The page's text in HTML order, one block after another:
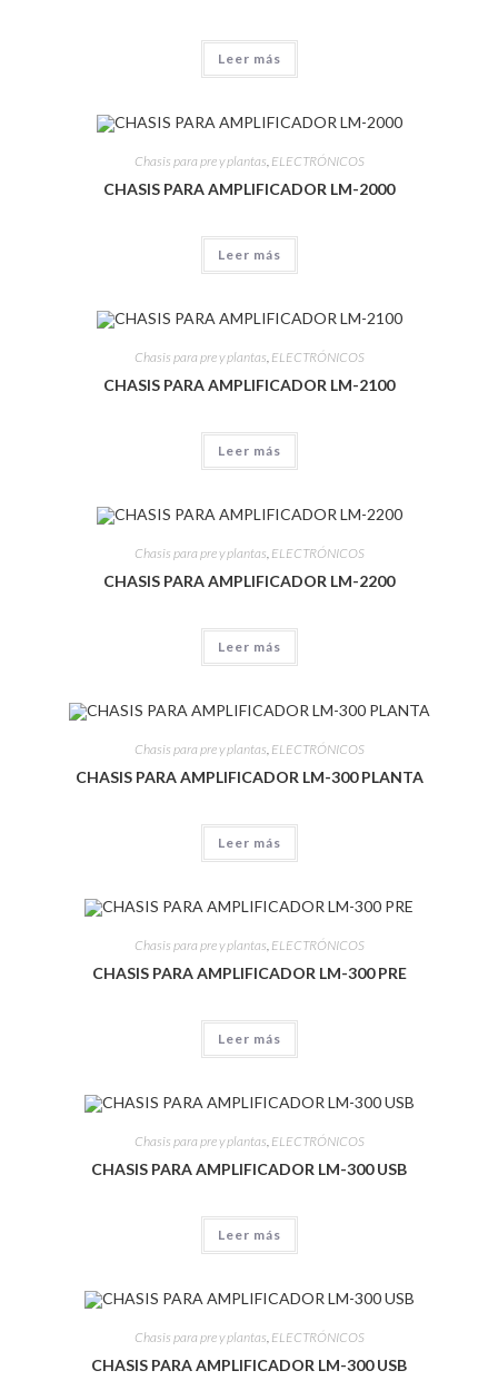
Leer más
Chasis para pre y plantas, ELECTRÓNICOS
CHASIS PARA AMPLIFICADOR LM-2000
Leer más
Chasis para pre y plantas, ELECTRÓNICOS
CHASIS PARA AMPLIFICADOR LM-2100
Leer más
Chasis para pre y plantas, ELECTRÓNICOS
CHASIS PARA AMPLIFICADOR LM-2200
Leer más
Chasis para pre y plantas, ELECTRÓNICOS
CHASIS PARA AMPLIFICADOR LM-300 PLANTA
Leer más
Chasis para pre y plantas ELECTRÓNICOS
CHASIS PARA AMPLIFICADOR LM-300 PRE
Leer más
Chasis para pre y plantas ELECTRÓNICOS
CHASIS PARA AMPLIFICADOR LM-300 USB
Leer más
Chasis para pre y plantas ELECTRÓNICOS
CHASIS PARA AMPLIFICADOR LM-300 USB